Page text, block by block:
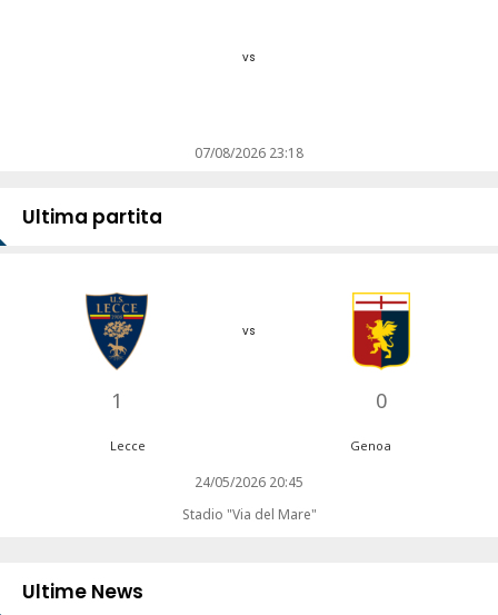
vs
07/08/2026 23:18
Ultima partita
1
vs
0
Lecce Genoa
24/05/2026 20:45
Stadio "Via del Mare"
Ultime News